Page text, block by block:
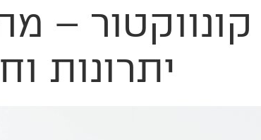
קונווקטור –
יתרונות